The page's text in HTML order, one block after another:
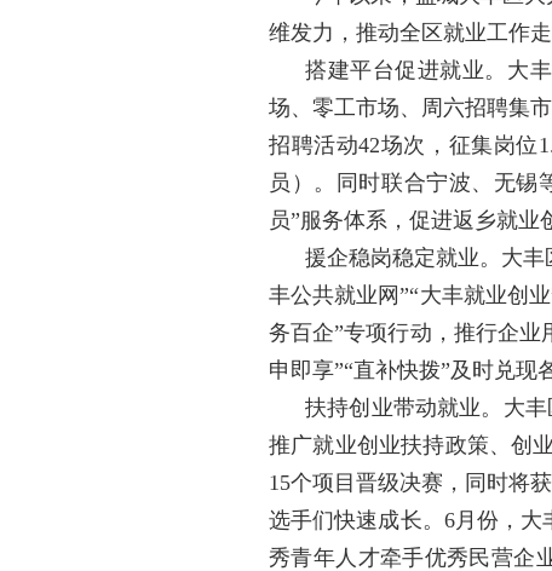
维发力，推动全区就业工作
搭建平台促进就业。大
场、零工市场、周六招聘集
招聘活动42场次，征集岗位
员）。同时联合宁波、无锡
员”服务体系，促进返乡就业
援企稳岗稳定就业。大丰
丰公共就业网”“大丰就业创
务百企”专项行动，推行企业
申即享”“直补快拨”及时兑现
扶持创业带动就业。大
推广就业创业扶持政策、创
15个项目晋级决赛，同时将
选手们快速成长。6月份，大
秀青年人才牵手优秀民营企